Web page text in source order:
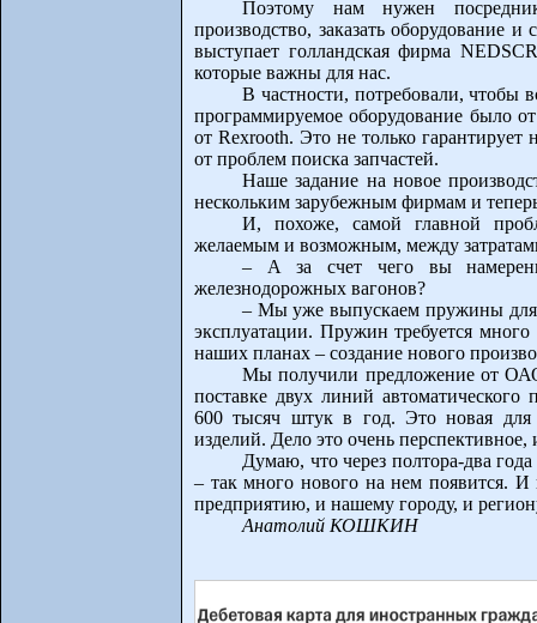
Поэтому нам нужен
производство, заказать оборудование
выступает голландская фирма
которые важны для нас.
В частности, потребовали, чтобы
программируемое оборудование было
от Rexrooth. Это не только
от проблем поиска запчастей.
Наше задание на новое
нескольким зарубежным фирмам и
И, похоже, самой главной
желаемым и возможным, между
– А за счет чего вы
железнодорожных вагонов?
– Мы уже выпускаем пружины для
эксплуатации. Пружин требуется
наших планах – создание нового
Мы получили предложение от ОАО
поставке двух линий автоматического
600 тысяч штук в год. Это новая для
изделий. Дело это очень
Думаю, что через полтора-два
– так много нового на нем появится. И
предприятию, и нашему городу, и
Анатолий КОШКИН